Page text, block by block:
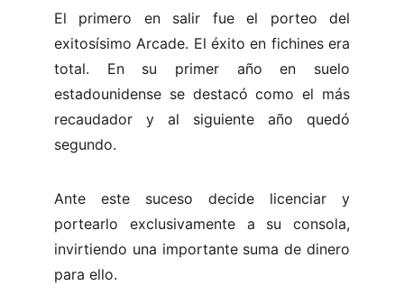
El primero en salir fue el porteo del
exitosísimo Arcade. El éxito en fichines era
total. En su primer año en suelo
estadounidense se destacó como el más
recaudador y al siguiente año quedó
segundo.
Ante este suceso decide licenciar y
portearlo exclusivamente a su consola,
invirtiendo una importante suma de dinero
para ello.